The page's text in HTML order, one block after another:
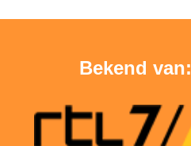
Bekend van: